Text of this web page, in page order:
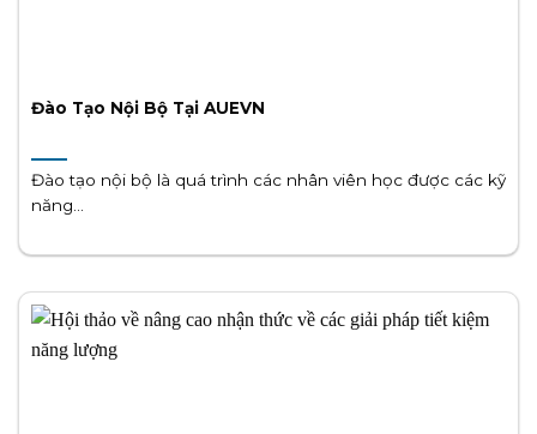
Đào Tạo Nội Bộ Tại AUEVN
Đào tạo nội bộ là quá trình các nhân viên học được các kỹ
năng...